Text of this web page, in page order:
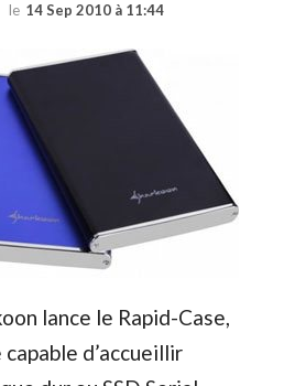
le 14 Sep 2010 à 11:44
lance le Rapid-Case,
d’accueillir